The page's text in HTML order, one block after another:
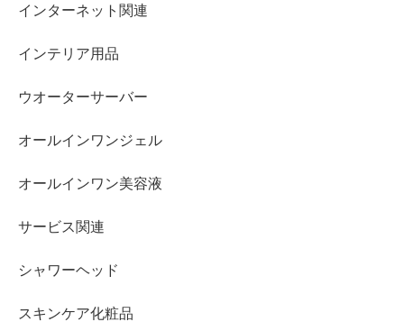
インターネット関連
インテリア用品
ウオーターサーバー
オールインワンジェル
オールインワン美容液
サービス関連
シャワーヘッド
スキンケア化粧品